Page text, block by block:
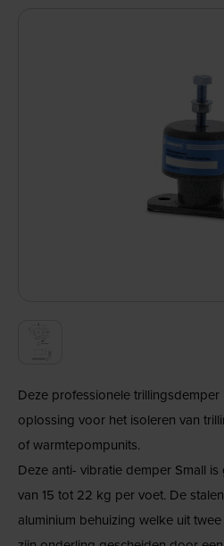
Deze professionele
oplossing voor het isoleren van
of warmtepompunits.
Deze anti- vibratie demper Small
van 15 tot 22 kg per voet. De
aluminium behuizing welke uit